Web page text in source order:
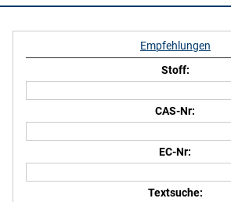
Empfehlungen
Stoff:
CAS-Nr:
EC-Nr:
Textsuche: